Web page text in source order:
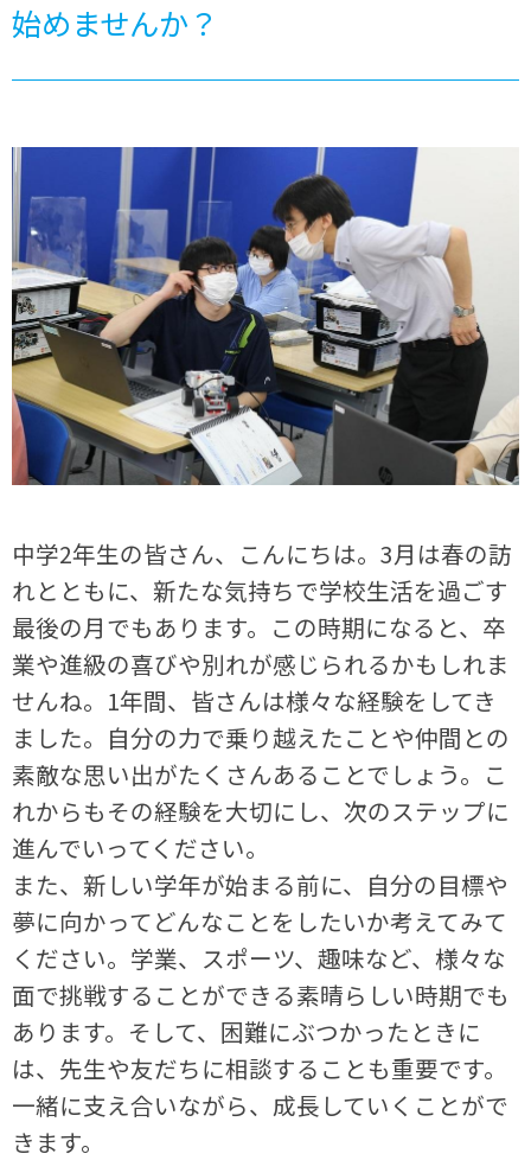
始めませんか？
中学2年生の皆さん、こんにちは。3月は春の訪
れとともに、新たな気持ちで学校生活を過ごす
最後の月でもあります。この時期になると、卒
業や進級の喜びや別れが感じられるかもしれま
せんね。1年間、皆さんは様々な経験をしてき
ました。自分の力で乗り越えたことや仲間との
素敵な思い出がたくさんあることでしょう。こ
れからもその経験を大切にし、次のステップに
進んでいってください。
また、新しい学年が始まる前に、自分の目標や
夢に向かってどんなことをしたいか考えてみて
ください。学業、スポーツ、趣味など、様々な
面で挑戦することができる素晴らしい時期でも
あります。そして、困難にぶつかったときに
は、先生や友だちに相談することも重要です。
一緒に支え合いながら、成長していくことがで
きます。